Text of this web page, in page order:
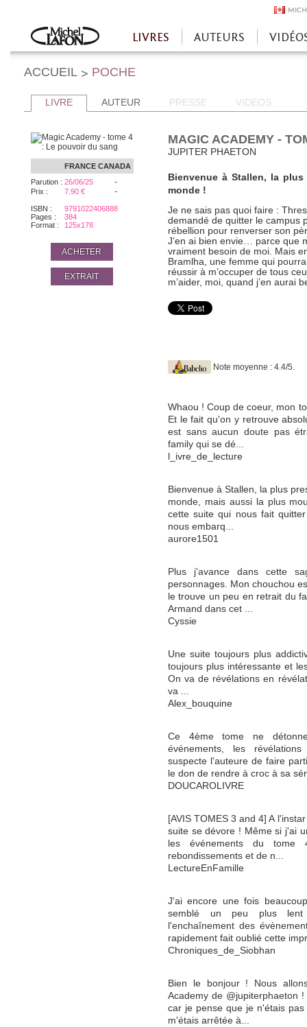
Accueil
LIVRES AUTEURS
ACCUEIL > POCHE
LIVRE AUTEUR PRESSE VIDEOS
FRANCE CANADA
Parution : 26/06/25 -
Prix : 7.90 € -
ISBN :
9791022406888
Pages :
384
Format :
125x178
ACHETER
EXTRAIT
MAGIC ACADEMY -
JUPITER PHAETON
Bienvenue à Stallen, la
monde !
Je ne sais pas quoi faire :
demandé de quitter le campus
rébellion pour renverser son
J’en ai bien envie… parce que
vraiment besoin de moi. Mais
Bramlha, une femme qui
réussir à m’occuper de tous
m’aider, moi, quand j’en aurai
Note moyenne : 4.4/5.
Whaou ! Coup de coeur, mon
Et le fait qu'on y retrouve
est sans aucun doute pas
family qui se dé...
l_ivre_de_lecture
Bienvenue à Stallen, la plus
monde, mais aussi la plus
cette suite qui nous fait
nous embarq...
aurore1501
Plus j'avance dans cette
personnages. Mon chouchou
le trouve un peu en retrait du
Armand dans cet ...
Cyssie
Une suite toujours plus
toujours plus intéressante et
On va de révélations en
va ...
Alex_bouquine
Ce 4ème tome ne
événements, les
suspecte l'auteure de faire
le don de rendre à croc à sa
DOUCAROLIVRE
[AVIS TOMES 3 and 4] A
suite se dévore ! Même si j'ai
les événements du
rebondissements et de n...
LectureEnFamille
J'ai encore une fois
semblé un peu plus lent
l'enchaînement des
rapidement fait oublié cette
Chroniques_de_Siobhan
Bien le bonjour ! Nous
Academy de @jupiterphaeton
car je pense que je n'étais
m'étais arrêtée à...